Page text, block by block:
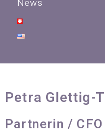
News
Petra Glettig-
Partnerin / CFO